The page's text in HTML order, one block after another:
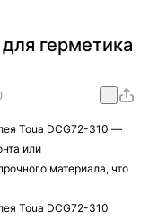
герметика
Toua DCG72-310 —
или
материала, что
Toua DCG72-310